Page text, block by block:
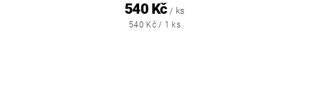
540 Kč / ks
540 Kč / 1 ks